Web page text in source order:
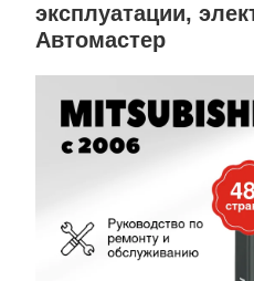
эксплуатации,
Автомастер